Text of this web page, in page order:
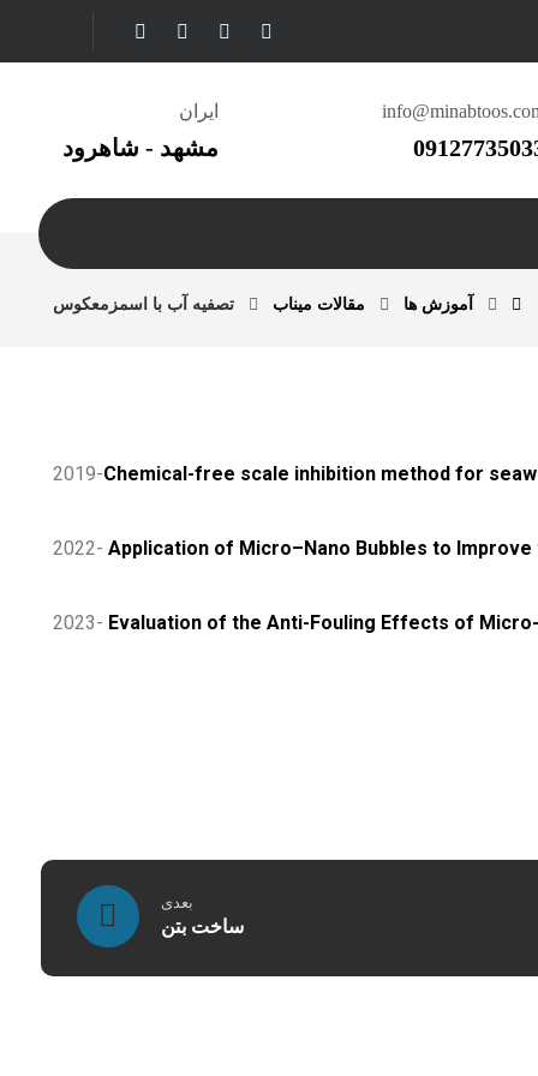
ایران
مشهد - شاهرود
آموزش ها مقالات میناب تصفیه آب با اسمزمعکوس
2019-Chemical-free scale inhibition method for
2022- Application of Micro–Nano Bubbles to
2023- Evaluation of the Anti-Fouling Effects of
بعدی
ساخت بتن